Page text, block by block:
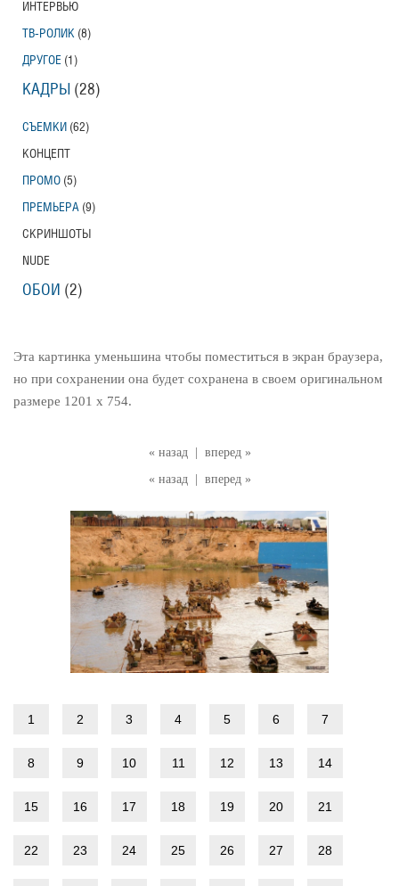
« назад
вперед »
« назад
вперед »
Эта картинка уменьшина чтобы поместиться в экран браузера,
но при сохранении она будет сохранена в своем оригинальном
размере 1201 x 754.
1 2 3 4 5 6 7
8 9 10 11 12 13 14
15 16 17 18 19 20 21
22 23 24 25 26 27 28
ИНТЕРВЬЮ
ТВ-РОЛИК (8)
ДРУГОЕ (1)
КАДРЫ (28)
СЪЕМКИ (62)
КОНЦЕПТ
ПРОМО (5)
ПРЕМЬЕРА (9)
СКРИНШОТЫ
NUDE
ОБОИ (2)